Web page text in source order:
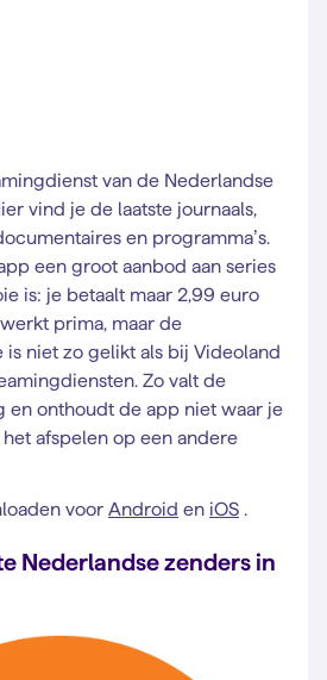
van de Nederlandse
vind je de laatste journaals,
en programma’s.
een groot aanbod aan series
is: je betaalt maar 2,99 euro
prima, maar de
niet zo gelikt als bij Videoland
Zo valt de
en onthoudt de app niet waar je
afspelen op een andere
voor Android en iOS .
Nederlandse zenders in